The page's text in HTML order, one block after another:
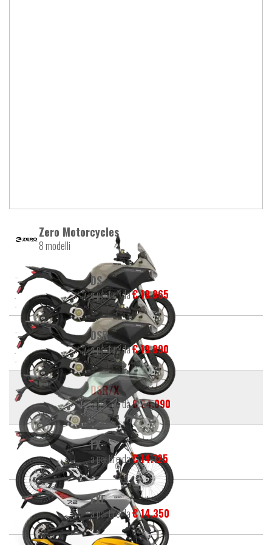
Zero Motorcycles
8 modelli
DS
a partire da€ 18.865
DSR
a partire da€ 19.890
DSR/X
a partire da€ 24.090
FX
a partire da€ 14.125
FXE
a partire da€ 14.350